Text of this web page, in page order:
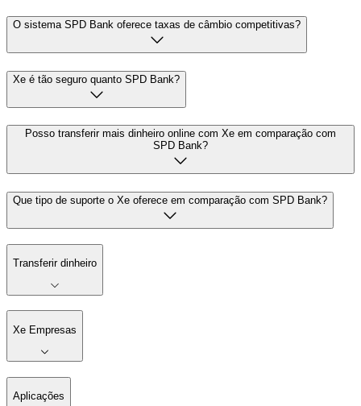
O sistema SPD Bank oferece taxas de câmbio competitivas?
Xe é tão seguro quanto SPD Bank?
Posso transferir mais dinheiro online com Xe em comparação com
SPD Bank?
Que tipo de suporte o Xe oferece em comparação com SPD Bank?
Transferir dinheiro
Xe Empresas
Aplicações